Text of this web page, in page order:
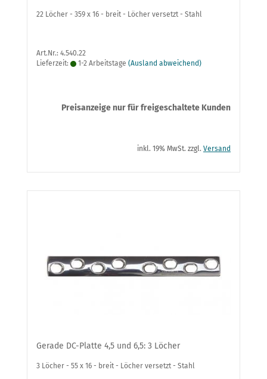
22 Löcher - 359 x 16 - breit - Löcher versetzt - Stahl
Art.Nr.: 4.540.22
Lieferzeit:
1-2 Arbeitstage (Ausland abweichend)
Preisanzeige nur für freigeschaltete Kunden
inkl. 19% MwSt. zzgl. Versand
Gerade DC-Platte 4,5 und 6,5: 3 Löcher
3 Löcher - 55 x 16 - breit - Löcher versetzt - Stahl